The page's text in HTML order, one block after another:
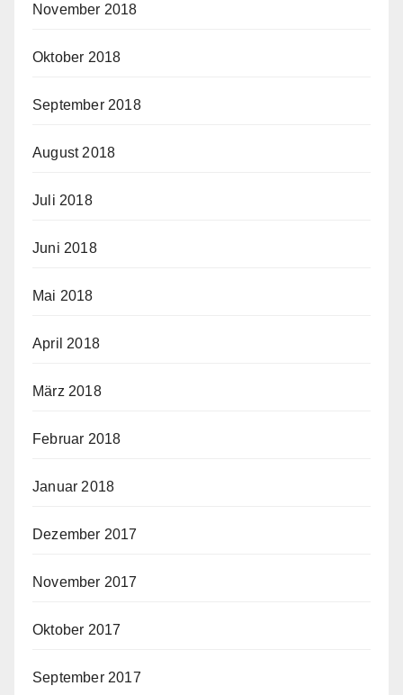
November 2018
Oktober 2018
September 2018
August 2018
Juli 2018
Juni 2018
Mai 2018
April 2018
März 2018
Februar 2018
Januar 2018
Dezember 2017
November 2017
Oktober 2017
September 2017